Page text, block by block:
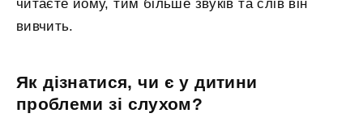
читаєте йому, тим більше звуків та слів він
вивчить.
Як дізнатися, чи є у дитини
проблеми зі слухом?